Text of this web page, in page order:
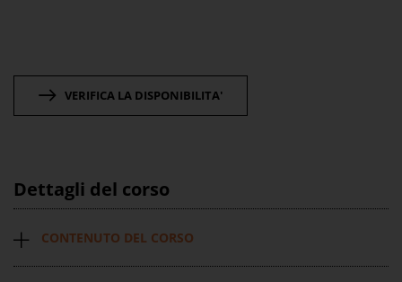
VERIFICA LA DISPONIBILITA'
Dettagli del corso
CONTENUTO DEL CORSO